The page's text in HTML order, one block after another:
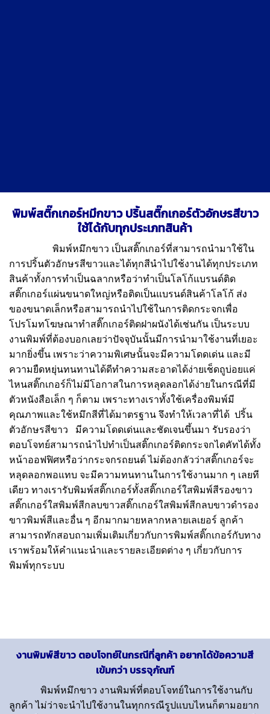
พิมพ์สติ๊กเกอร์หมึกขาว ปริ้นสติ๊กเกอร์ตัวอักษรสีขาว
ใช้ได้กับทุกประเภทสินค้า
พิมพ์หมึกขาว เป็นสติ๊กเกอร์ที่สามารถนำมาใช้ใน
การปริ้นตัวอักษรสีขาวและได้ทุกสีนำไปใช้งานได้ทุกประเภท
สินค้าทั้งการทำเป็นฉลากหรือว่าทำเป็นโลโก้แบรนด์ติด
สติ๊กเกอร์แผ่นขนาดใหญ่หรือติดเป็นแบรนด์สินค้าโลโก้ ส่ง
ของขนาดเล็กหรือสามารถนำไปใช้ในการติดกระจกเพื่อ
โปรโมทโฆษณาทำสติ๊กเกอร์ติดฝาผนังได้เช่นกัน เป็นระบบ
งานพิมพ์ที่ต้องบอกเลยว่าปัจจุบันนั้นมีการนำมาใช้งานที่เยอะ
มากยิ่งขึ้น เพราะว่าความพิเศษนั้นจะมีความโดดเด่น และมี
ความยืดหยุ่นทนทานได้ดีทำความสะอาดได้ง่ายเช็ดถูบ่อยแค่
ไหนสติ๊กเกอร์ก็ไม่มีโอกาสในการหลุดลอกได้ง่ายในกรณีที่มี
ตัวหนังสือเล็ก ๆ ก็ตาม เพราะทางเราทั้งใช้เครื่องพิมพ์มี
คุณภาพและใช้หมึกสีที่ได้มาตรฐาน จึงทำให้เวลาที่ได้ ปริ้น
ตัวอักษรสีขาว มีความโดดเด่นและชัดเจนขึ้นมา รับรองว่า
ตอบโจทย์สามารถนำไปทำเป็นสติ๊กเกอร์ติดกระจกไดคัทได้ทั้ง
หน้าออฟฟิศหรือว่ากระจกรถยนต์ ไม่ต้องกลัวว่าสติ๊กเกอร์จะ
หลุดลอกพอแทบ จะมีความทนทานในการใช้งานมาก ๆ เลยที
เดียว ทางเรารับพิมพ์สติ๊กเกอร์ทั้งสติ๊กเกอร์ใสพิมพ์สีรองขาว
สติ๊กเกอร์ใสพิมพ์สีกลบขาวสติ๊กเกอร์ใสพิมพ์สีกลบขาวดำรอง
ขาวพิมพ์สีและอื่น ๆ อีกมากมายหลากหลายเลเยอร์ ลูกค้า
สามารถทักสอบถามเพิ่มเติมเกี่ยวกับการพิมพ์สติ๊กเกอร์กับทาง
เราพร้อมให้คำแนะนำและรายละเอียดต่าง ๆ เกี่ยวกับการ
พิมพ์ทุกระบบ
งานพิมพ์สีขาว ตอบโจทย์ในกรณีที่ลูกค้า อยากได้ข้อความสี
เข้มกว่า บรรจุภัณฑ์
พิมพ์หมึกขาว งานพิมพ์ที่ตอบโจทย์ในการใช้งานกับ
ลูกค้า ไม่ว่าจะนำไปใช้งานในทุกกรณีรูปแบบไหนก็ตามอยาก